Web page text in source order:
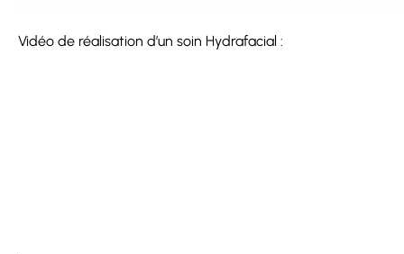
Vidéo de réalisation d’un soin Hydrafacial :